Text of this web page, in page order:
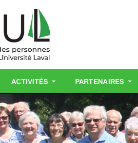
ACTIVITÉS PARTENAIRES